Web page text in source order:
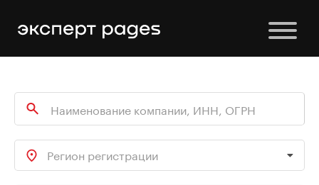
Регион регистрации